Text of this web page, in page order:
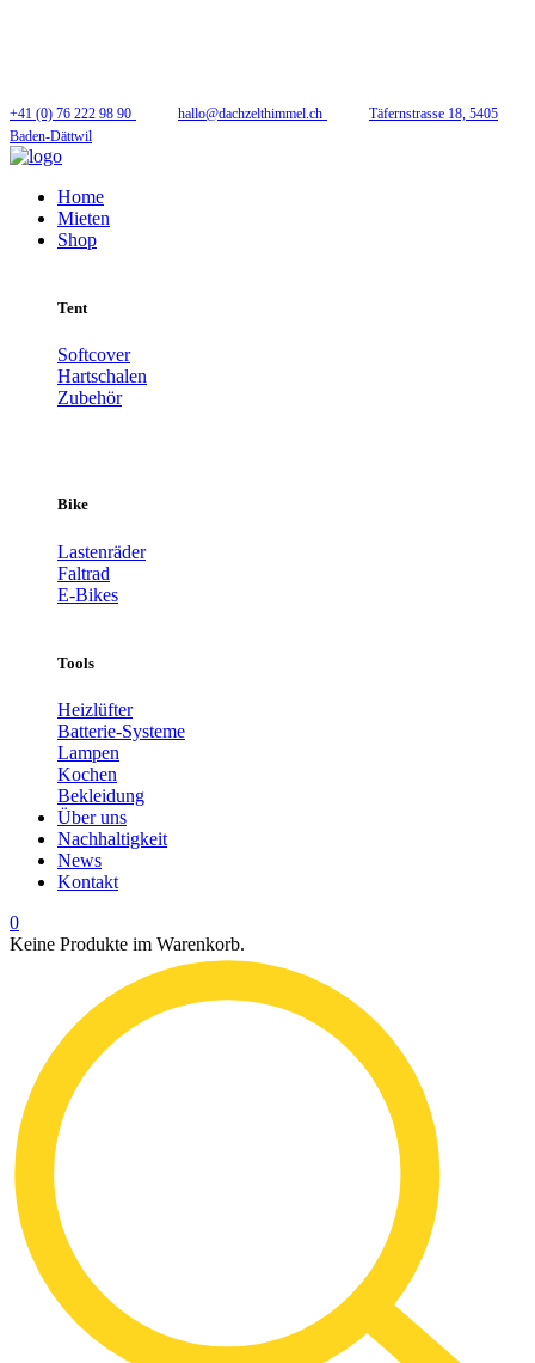
+41 (0) 76 222 98 90 hallo@dachzelthimmel.ch
Täfernstrasse 18, 5405
Baden-Dättwil
Home
Mieten
Shop
Tent
Softcover
Hartschalen
Zubehör
Bike
Lastenräder
Faltrad
E-Bikes
Tools
Heizlüfter
Batterie-Systeme
Lampen
Kochen
Bekleidung
Über uns
Nachhaltigkeit
News
Kontakt
0
Keine Produkte im Warenkorb.